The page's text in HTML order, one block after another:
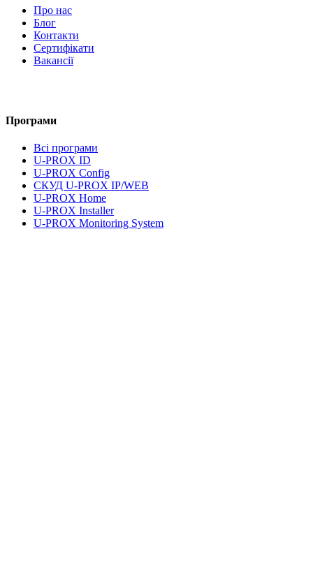
Про нас
Блог
Контакти
Сертифікати
Вакансії
Програми
Всі програми
U-PROX ID
U-PROX Config
СКУД U-PROX IP/WEB
U-PROX Home
U-PROX Installer
U-PROX Monitoring System